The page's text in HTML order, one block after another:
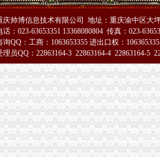
九龙坡陈家坪支行_【信用信息_诉讼信
南自助游攻略-蚂蜂窝
网重庆兼并收购律师事务所法律咨询—
养生禅修营_清荷禅韵_新浪博客
大型人才交流会_招聘会动态_职场/
修营_宝瓶同谋_新浪博客
等装修整租排屋|武汉6500-8000元房
支行_【信用信息_诉讼信息_财务信
网重庆兼并收购律师事务所法律咨询—
庆帅博信息技术有限公司 地址：重庆渝中区大
话：023-63653351 13368080804 传真：023-
询QQ：工商：1063653355 进出口权：
理员QQ：22863164-3 22863164-4 22863164-5